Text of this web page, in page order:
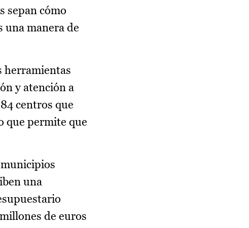
sepan cómo
una manera de
herramientas
y atención a
centros que
que permite que
una
de euros